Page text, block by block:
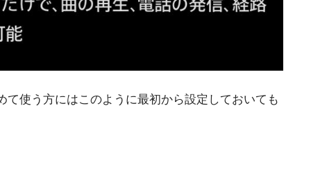
使う方にはこのように最初から設定しておいても